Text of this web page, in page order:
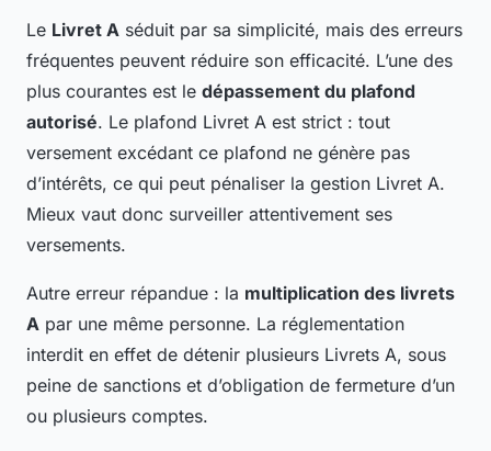
Le Livret A séduit par sa simplicité, mais des erreurs
fréquentes peuvent réduire son efficacité. L’une des
plus courantes est le dépassement du plafond
autorisé. Le plafond Livret A est strict : tout
versement excédant ce plafond ne génère pas
d’intérêts, ce qui peut pénaliser la gestion Livret A.
Mieux vaut donc surveiller attentivement ses
versements.
Autre erreur répandue : la multiplication des livrets
A par une même personne. La réglementation
interdit en effet de détenir plusieurs Livrets A, sous
peine de sanctions et d’obligation de fermeture d’un
ou plusieurs comptes.